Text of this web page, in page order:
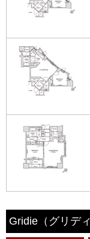
Gridie （グリデ